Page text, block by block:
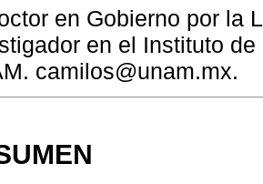
en Gobierno por la
en el Instituto
camilos@unam.mx.